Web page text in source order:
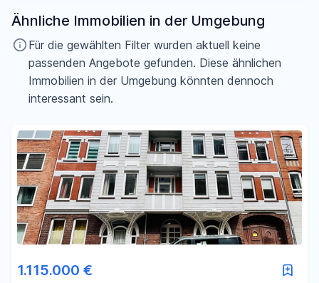
Preis
Fläche
- m²
Filter für Fläche zurücksetzen
Ähnliche Immobilien in der Umgebung
Für die gewählten Filter wurden aktuell keine
passenden Angebote gefunden. Diese ähnlichen
Immobilien in der Umgebung könnten dennoch
interessant sein.
1.115.000 €